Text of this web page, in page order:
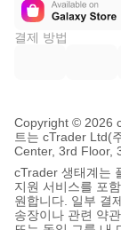
결제 방법
Copyright © 2026
트는 cTrader Ltd(
Center, 3rd Floor,
cTrader 생태계는
지원 서비스를 포
원합니다. 일부 결
송장이나 관련 약